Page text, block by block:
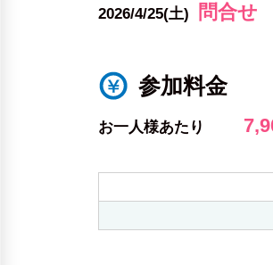
2026/4/25(土) 問合せ
参加料金
お一人様あたり